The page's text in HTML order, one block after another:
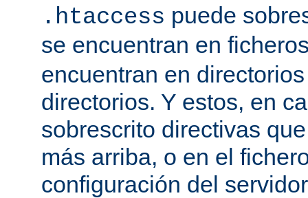
.htaccess puede
se encuentran en
encuentran en
directorios. Y estos, en
sobrescrito directivas
más arriba, o en el
configuración del